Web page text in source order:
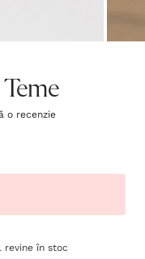
o recenzie
revine în stoc